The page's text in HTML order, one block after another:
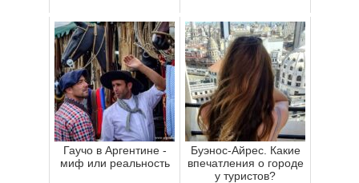
Гаучо в Аргентине -
миф или реальность
Буэнос-Айрес. Какие
впечатления о городе
у туристов?